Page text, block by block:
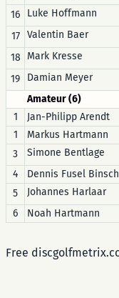
16
Luke Hoffmann
17
Valentin Baer
18
Mark Kresse
19
Damian Meyer
Amateur (6)
1
Jan-Philipp Arendt
1
Markus Hartmann
3
Simone Bentlage
4
Dennis Fusel
5
Johannes Harlaar
6
Noah Hartmann
Free